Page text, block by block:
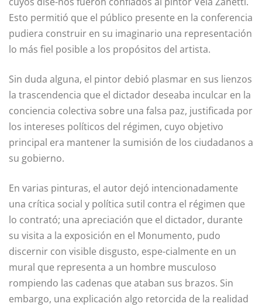
Esto permitió que el público presente en la conferencia
pudiera construir en su imaginario una repre­sentación
lo más fiel posible a los propósitos del artista.
Sin duda alguna, el pintor debió plasmar en sus lienzos
la trascenden­cia que el dictador deseaba inculcar en la
conciencia colectiva sobre una falsa paz, justificada por
los intereses políticos del régimen, cuyo objetivo
principal era mantener la sumisión de los ciudadanos a
su gobierno.
En varias pinturas, el autor dejó intencionadamente
una crítica social y política sutil contra el régimen que
lo contrató; una apreciación que el dictador, durante
su visita a la expo­sición en el Monumento, pudo
discernir con visible disgusto, espe-cialmente en un
mural que representa a un hombre musculoso
rompiendo las cadenas que ataban sus brazos. Sin
embargo, una explicación algo retorcida de la realidad